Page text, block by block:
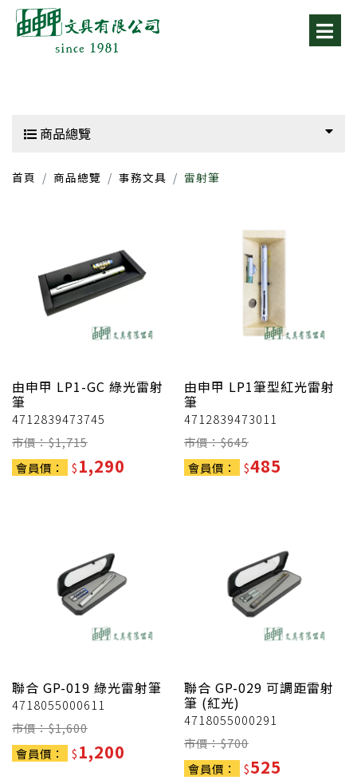
商品總覽
首頁 商品總覽 事務文具 雷射筆
由申甲 LP1-GC 綠光雷射
筆
4712839473745
市價：$1,715
會員價：
$1,290
由申甲 LP1筆型紅光雷射
筆
4712839473011
市價：$645
會員價：
$485
聯合 GP-019 綠光雷射筆
4718055000611
市價：$1,600
會員價：
$1,200
聯合 GP-029 可調距雷射
筆 (紅光)
4718055000291
市價：$700
會員價：
$525